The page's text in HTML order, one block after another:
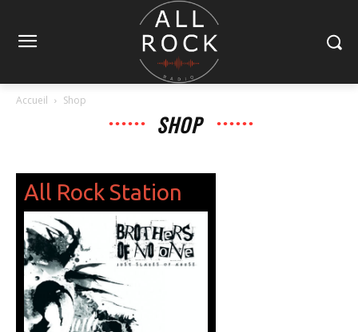
Accueil Shop
SHOP